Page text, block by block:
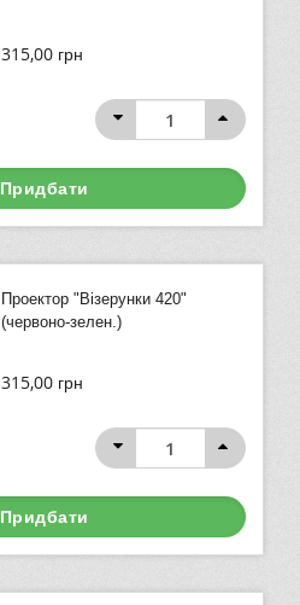
315,00 грн
Придбати
Проектор "Візерунки 420"
(червоно-зелен.)
315,00 грн
Придбати